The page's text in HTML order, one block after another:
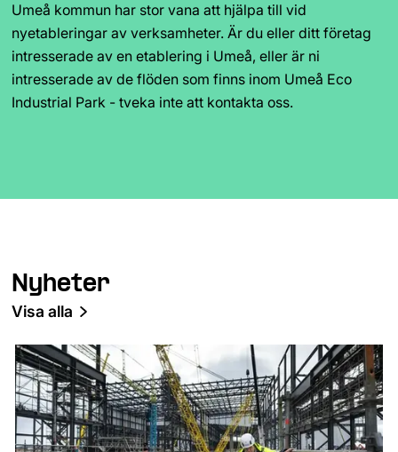
Umeå kommun har stor vana att hjälpa till vid
nyetableringar av verksamheter. Är du eller ditt företag
intresserade av en etablering i Umeå, eller är ni
intresserade av de flöden som finns inom Umeå Eco
Industrial Park - tveka inte att kontakta oss.
Nyheter
Visa alla